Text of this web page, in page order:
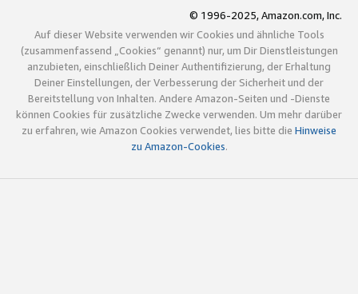
© 1996-2025, Amazon.com, Inc.
Auf dieser Website verwenden wir Cookies und ähnliche Tools
(zusammenfassend „Cookies“ genannt) nur, um Dir Dienstleistungen
anzubieten, einschließlich Deiner Authentifizierung, der Erhaltung
Deiner Einstellungen, der Verbesserung der Sicherheit und der
Bereitstellung von Inhalten. Andere Amazon-Seiten und -Dienste
können Cookies für zusätzliche Zwecke verwenden. Um mehr darüber
zu erfahren, wie Amazon Cookies verwendet, lies bitte die Hinweise
zu Amazon-Cookies.